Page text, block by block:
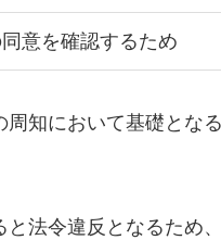
意を確認するため
知において基礎とな
法令違反となるため